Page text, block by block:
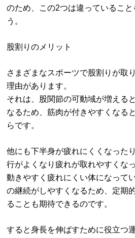
のため、この2つは違っていること
う。
股割りのメリット
さまざまなスポーツで股割りが取
理由があります。
それは、股関節の可動域が増える
なるため、筋肉が付きやすくなる
らです。
他にも下半身が疲れにくくなった
行がよくなり疲れが取れやすくな
動きやすく疲れにくい体になって
の継続がしやすくなるため、定期
ることも期待できるのです。
すると身長を伸ばすために役立つ